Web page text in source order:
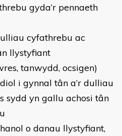
gyda’r pennaeth
cyfathrebu ac
llystyfiant
tanwydd, ocsigen)
i gynnal tân a’r dulliau
sydd yn gallu achosi tân
o danau llystyfiant,